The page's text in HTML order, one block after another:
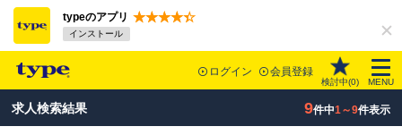
typeのアプリ
インストール
ログイン 会員登録
検討中(0) MENU
求人検索結果 9件中1～9件表示